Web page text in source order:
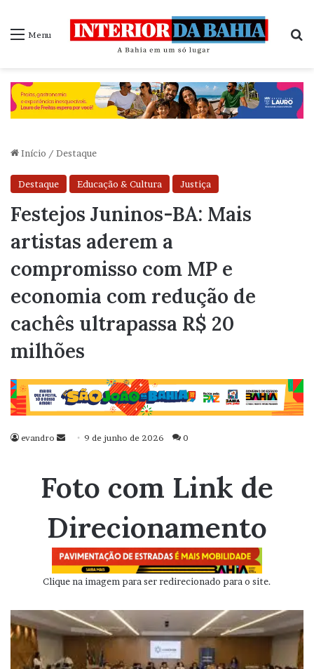
Menu
Início / Destaque
Destaque Educação & Cultura Justiça
Festejos Juninos-BA: Mais
artistas aderem a
compromisso com MP e
economia com redução de
cachês ultrapassa R$ 20
milhões
evandro
Mande
mail
9 de junho de 2026 0
Foto com Link de
Direcionamento
Clique na imagem para ser redirecionado para o site.